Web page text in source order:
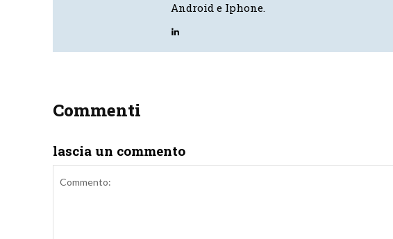
Android e Iphone.
Commenti
lascia un commento